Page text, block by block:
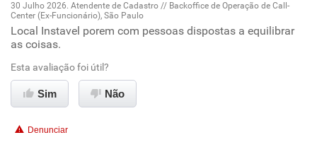
Recomenda esta empresa
Recomenda a diretoria
Conciliação com a vida familiar
Benefícios
Recomenda esta empresa
Recomenda a diretoria
Oportunidade de promoção
Conciliação com a vida familiar
Benefícios
30 Julho 2026. Atendente de Cadastro // Backoffice de Operação de Call-
Center (Ex-Funcionário), São Paulo
Local Instavel porem com pessoas dispostas a equilibrar
as coisas.
Esta avaliação foi útil?
Sim Não
Denunciar